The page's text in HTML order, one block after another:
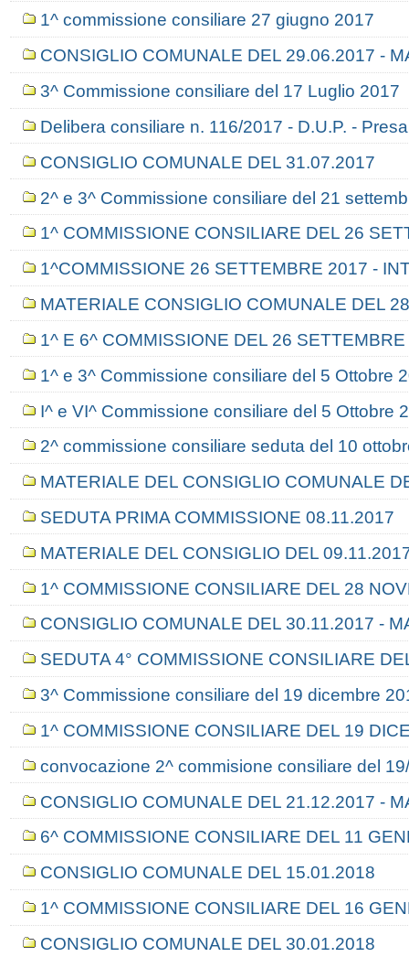
1^ commissione consiliare 27 giugno 2017
CONSIGLIO COMUNALE DEL 29.06.2017 -
3^ Commissione consiliare del 17 Luglio 2017
Delibera consiliare n. 116/2017 - D.U.P. -
CONSIGLIO COMUNALE DEL 31.07.2017
2^ e 3^ Commissione consiliare del 21
1^ COMMISSIONE CONSILIARE DEL 26
1^COMMISSIONE 26 SETTEMBRE 2017 -
MATERIALE CONSIGLIO COMUNALE DEL
1^ E 6^ COMMISSIONE DEL 26
1^ e 3^ Commissione consiliare del 5 Ottobre
I^ e VI^ Commissione consiliare del 5 Ottobre
2^ commissione consiliare seduta del 10
MATERIALE DEL CONSIGLIO COMUNALE
SEDUTA PRIMA COMMISSIONE 08.11.2017
MATERIALE DEL CONSIGLIO DEL
1^ COMMISSIONE CONSILIARE DEL 28
CONSIGLIO COMUNALE DEL 30.11.2017 -
SEDUTA 4° COMMISSIONE CONSILIARE
3^ Commissione consiliare del 19 dicembre
1^ COMMISSIONE CONSILIARE DEL 19
convocazione 2^ commisione consiliare del
CONSIGLIO COMUNALE DEL 21.12.2017 -
6^ COMMISSIONE CONSILIARE DEL 11
CONSIGLIO COMUNALE DEL 15.01.2018
1^ COMMISSIONE CONSILIARE DEL 16
CONSIGLIO COMUNALE DEL 30.01.2018